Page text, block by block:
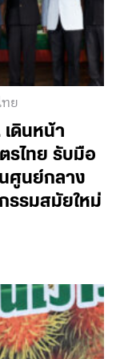
ย
เดินหน้า
รไทย รับมือ
นศูนย์กลาง
รมสมัยใหม่